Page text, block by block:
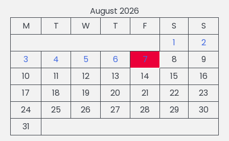
August 2026
M
T W T F S
S
1
2
3
4 5 6 7 8
9
10
11 12 13 14 15
16
17
18 19 20 21 22
23
24
25 26 27 28 29
30
31